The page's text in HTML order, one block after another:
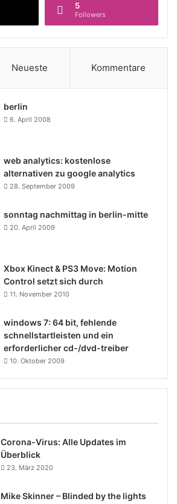
5
Followers
Neueste Kommentare
berlin
6. April 2008
web analytics: kostenlose
alternativen zu google analytics
28. September 2009
sonntag nachmittag in berlin-mitte
20. April 2009
Xbox Kinect & PS3 Move: Motion
Control setzt sich durch
11. November 2010
windows 7: 64 bit, fehlende
schnellstartleisten und ein
erforderlicher cd-/dvd-treiber
10. Oktober 2009
Corona-Virus: Alle Updates im
Überblick
23. März 2020
Mike Skinner – Blinded by the lights